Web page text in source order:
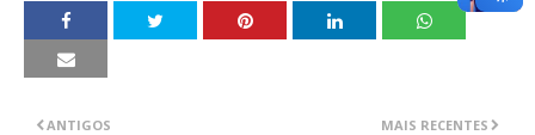
MAIS RECENTES
ANTIGOS